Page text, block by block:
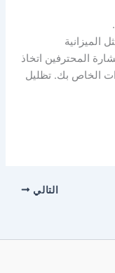
الميزانية
المحترفين اتخاذ
الخاص بك. تظليل
التالي